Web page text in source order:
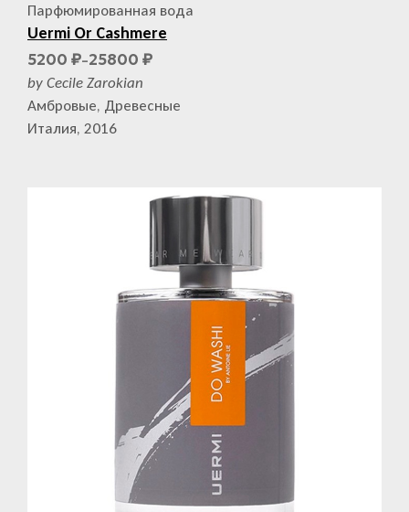
Парфюмированная вода
Uermi Or Cashmere
5200 ₽–25800 ₽
by Cecile Zarokian
Амбровые, Древесные
Италия, 2016